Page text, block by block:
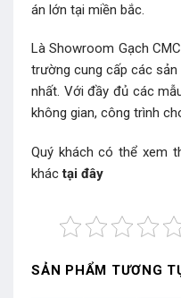
án lớn tại miền bắc.
Là Showroom Gạch
trường cung cấp các
nhất. Với đầy đủ các
không gian, công trình
Quý khách có thể xem
khác tại đây
SẢN PHẨM TƯƠNG